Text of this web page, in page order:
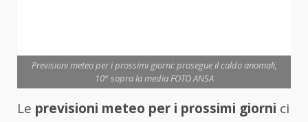
Previsioni meteo per i prossimi giorni: prosegue il caldo anomali,
10° sopra la media FOTO ANSA
Le previsioni meteo per i prossimi giorni ci